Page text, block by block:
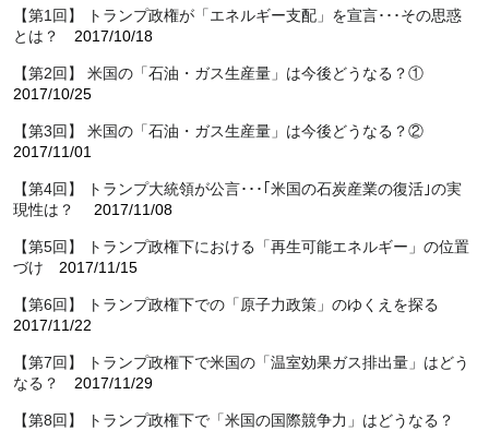
【第1回】 トランプ政権が「エネルギー支配」を宣言･･･その思惑
とは？
2017/10/18
【第2回】 米国の「石油・ガス生産量」は今後どうなる？①
2017/10/25
【第3回】 米国の「石油・ガス生産量」は今後どうなる？②
2017/11/01
【第4回】 トランプ大統領が公言･･･｢米国の石炭産業の復活｣の実
現性は？
2017/11/08
【第5回】 トランプ政権下における「再生可能エネルギー」の位置
づけ 2017/11/15
【第6回】 トランプ政権下での「原子力政策」のゆくえを探る
2017/11/22
【第7回】 トランプ政権下で米国の「温室効果ガス排出量」はどう
なる？
2017/11/29
【第8回】 トランプ政権下で「米国の国際競争力」はどうなる？